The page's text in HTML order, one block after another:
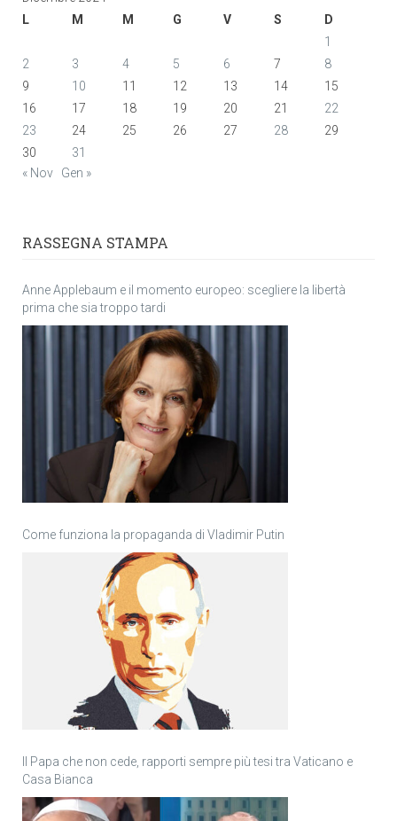
L
M M G V S
D
1
2
3 4 5 6 7
8
9
10 11 12 13 14
15
16
17 18 19 20 21
22
23
24 25 26 27 28
29
30
31
« Nov
Gen »
RASSEGNA STAMPA
Anne Applebaum e il momento europeo: scegliere la libertà
prima che sia troppo tardi
Come funziona la propaganda di Vladimir Putin
Il Papa che non cede, rapporti sempre più tesi tra Vaticano e
Casa Bianca